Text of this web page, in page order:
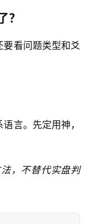
？
看问题类型和爻
言。先定用神，
，不替代实盘判